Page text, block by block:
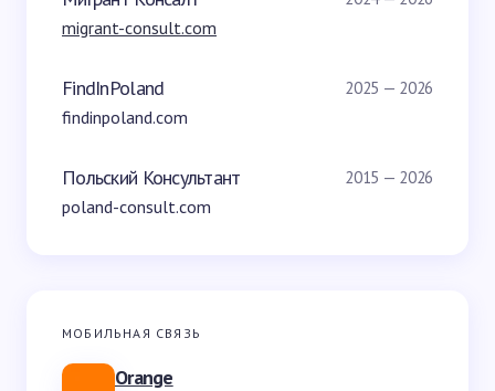
migrant-consult.com
FindInPoland 2025 — 2026
findinpoland.com
Польский Консультант 2015 — 2026
poland-consult.com
МОБИЛЬНАЯ СВЯЗЬ
Orange